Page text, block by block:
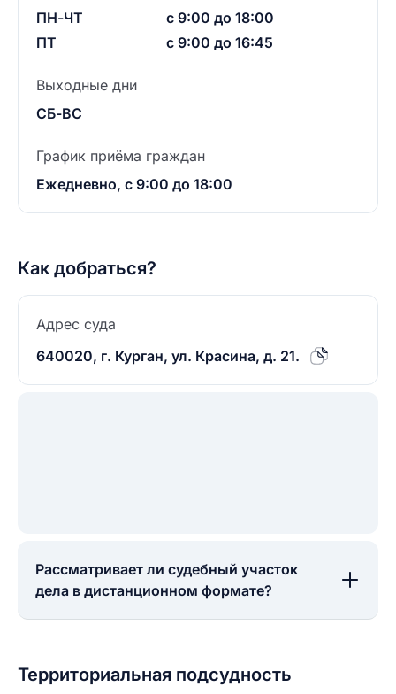
ПН-ЧТ
ПТ
с 9:00 до 18:00
с 9:00 до 16:45
Выходные дни
СБ-ВС
График приёма граждан
Ежедневно, с 9:00 до 18:00
Как добраться?
Адрес суда
640020, г. Курган, ул. Красина, д. 21.
Рассматривает ли судебный участок
дела в дистанционном формате?
Территориальная подсудность